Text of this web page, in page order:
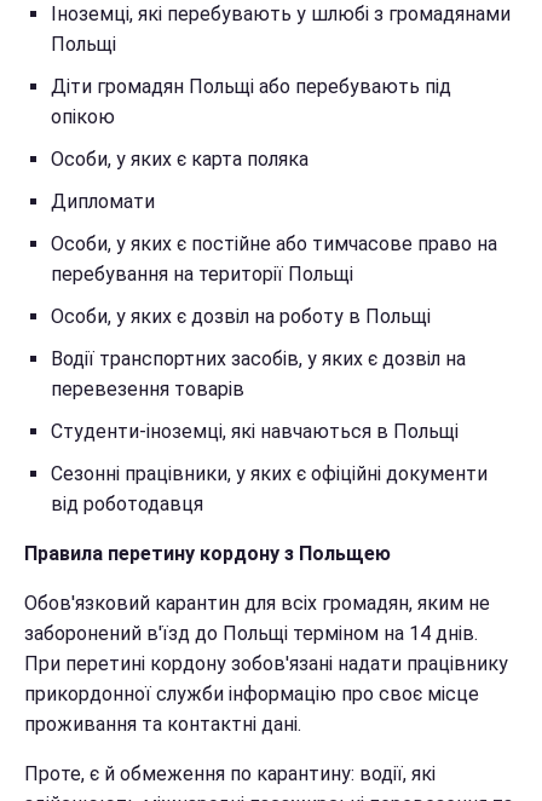
Іноземці, які перебувають у шлюбі з громадянами
Польщі
Діти громадян Польщі або перебувають під
опікою
Особи, у яких є карта поляка
Дипломати
Особи, у яких є постійне або тимчасове право на
перебування на території Польщі
Особи, у яких є дозвіл на роботу в Польщі
Водії транспортних засобів, у яких є дозвіл на
перевезення товарів
Студенти-іноземці, які навчаються в Польщі
Сезонні працівники, у яких є офіційні документи
від роботодавця
Правила перетину кордону з Польщею
Обов'язковий карантин для всіх громадян, яким не
заборонений в'їзд до Польщі терміном на 14 днів.
При перетині кордону зобов'язані надати працівнику
прикордонної служби інформацію про своє місце
проживання та контактні дані.
Проте, є й обмеження по карантину: водії, які